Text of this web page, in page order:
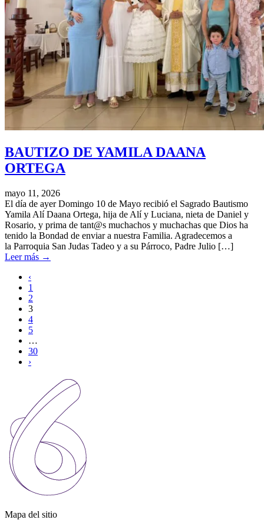
BAUTIZO DE YAMILA DAANA
ORTEGA
mayo 11, 2026
El día de ayer Domingo 10 de Mayo recibió el Sagrado Bautismo
Yamila Alí Daana Ortega, hija de Alí y Luciana, nieta de Daniel y
Rosario, y prima de tant@s muchachos y muchachas que Dios ha
tenido la Bondad de enviar a nuestra Familia. Agradecemos a
la Parroquia San Judas Tadeo y a su Párroco, Padre Julio […]
Leer más →
‹
1
2
3
4
5
…
30
›
Mapa del sitio